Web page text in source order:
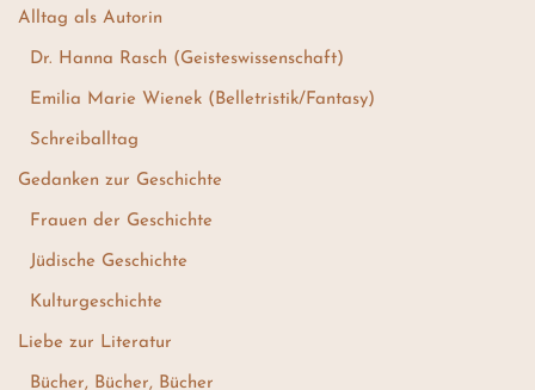
Alltag als Autorin
Dr. Hanna Rasch (Geisteswissenschaft)
Emilia Marie Wienek (Belletristik/Fantasy)
Schreiballtag
Gedanken zur Geschichte
Frauen der Geschichte
Jüdische Geschichte
Kulturgeschichte
Liebe zur Literatur
Bücher, Bücher, Bücher